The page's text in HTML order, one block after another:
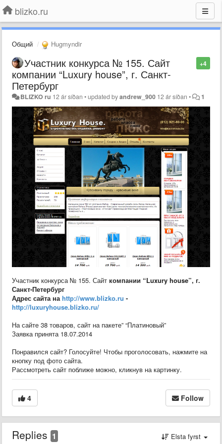
blizko.ru
Общий Hugmyndir
+4
Участник конкурса № 155. Сайт
компании “Luxury house”, г. Санкт-
Петербург
BLIZKO ru 12 ár síðan •updated byandrew_900 12 ár síðan • 1
Участник конкурса № 155. Сайт компании “Luxury house”, г.
Санкт-Петербург
Адрес сайта наhttp://www.blizko.ru -
http://luxuryhouse.blizko.ru/
На сайте 38 товаров, сайт на пакете” “Платиновый”
Заявка принята 18.07.2014
Понравился сайт? Голосуйте! Чтобы проголосовать, нажмите на
кнопку под фото сайта.
Рассмотреть сайт поближе можно, кликнув на картинку.
4 Follow
Replies 1 Elsta fyrst